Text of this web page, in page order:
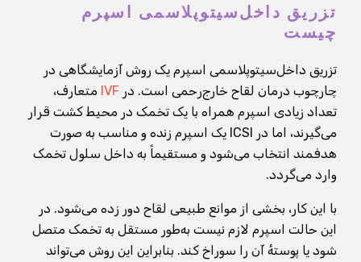
تزریق داخل‌سیتوپلاسمی اسپرم
چیست
تزریق داخل‌سیتوپلاسمی اسپرم یک روش آزمایشگاهی در
چارچوب درمان لقاح خارج‌رحمی است. در IVF متعارف،
تعداد زیادی اسپرم همراه با یک تخمک در محیط کشت قرار
می‌گیرند، اما در ICSI یک اسپرم زنده و مناسب به صورت
هدفمند انتخاب می‌شود و مستقیماً به داخل سلول تخمک
وارد می‌گردد.
با این کار، بخشی از موانع طبیعی لقاح دور زده می‌شود. در
این حالت اسپرم لازم نیست به‌طور مستقل به تخمک متصل
شود یا پوستهٔ آن را سوراخ کند. بنابراین این روش می‌تواند